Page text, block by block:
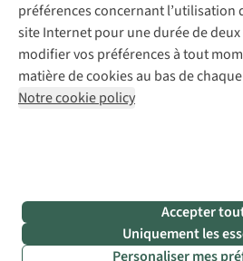
préférences concernant l’utilisation
site Internet pour une durée de deux
modifier vos préférences à tout
matière de cookies au bas de
Notre cookie policy
Accepter
Uniquement les
Personaliser mes
Mentions légales
Politique
Conditions générales
AS Adventure Luxemburg SA,